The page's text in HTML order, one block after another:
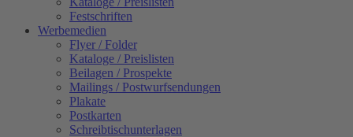
Festschriften
Werbemedien
Flyer / Folder
Kataloge / Preislisten
Beilagen / Prospekte
Mailings / Postwurfsendungen
Plakate
Postkarten
Schreibtischunterlagen